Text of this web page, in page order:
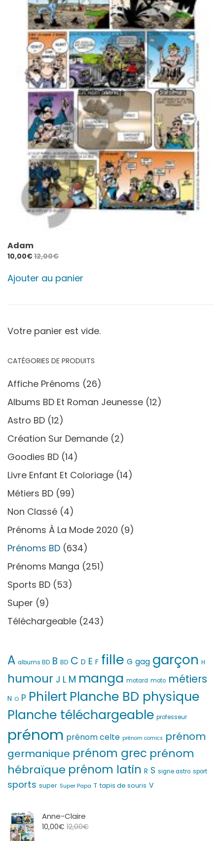
Adam
10,00€12,00€
Ajouter au panier
Votre panier est vide.
CATÉGORIES DE PRODUITS
Affiche Prénoms (26)
Albums BD Et Roman Jeunesse (12)
Astro BD (12)
Création Sur Demande (2)
Goodies BD (14)
Livre Enfant Et Coloriage (14)
Métiers BD (99)
Non Classé (4)
Prénoms À La Mode 2020 (9)
Prénoms BD (634)
Prénoms Manga (251)
Sports BD (53)
Super (9)
Téléchargeable (243)
A albums BD B BD C D E F fille G gag garçon H
humour J L M manga motard moto métiers
N O P Philert Planche BD physique
Planche téléchargeable professeur
prénom prénom celte prénom comics prénom
germanique prénom grec prénom
hébraïque prénom latin R S signe astro sport
sports super Super Papa T tapis de souris V
Anne-Claire
10,00€ 12,00€